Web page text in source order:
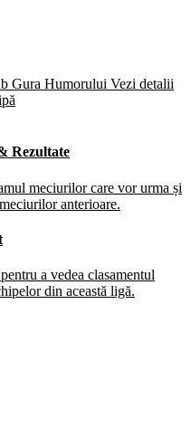
Gura Humorului Vezi detalii
Rezultate
meciurilor care vor urma și
anterioare.
a vedea clasamentul
din această ligă.